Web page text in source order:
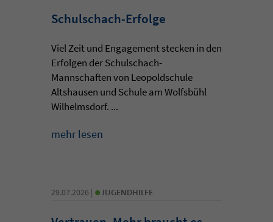
Schulschach-Erfolge
Viel Zeit und Engagement stecken in den
Erfolgen der Schulschach-
Mannschaften von Leopoldschule
Altshausen und Schule am Wolfsbühl
Wilhelmsdorf. ...
mehr lesen
29.07.2026 | • JUGENDHILFE